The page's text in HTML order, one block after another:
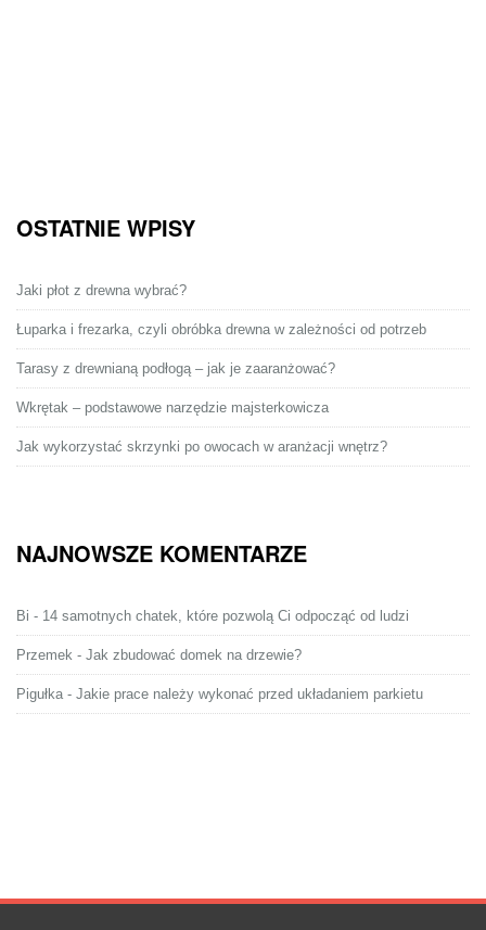
OSTATNIE WPISY
Jaki płot z drewna wybrać?
Łuparka i frezarka, czyli obróbka drewna w zależności od potrzeb
Tarasy z drewnianą podłogą – jak je zaaranżować?
Wkrętak – podstawowe narzędzie majsterkowicza
Jak wykorzystać skrzynki po owocach w aranżacji wnętrz?
NAJNOWSZE KOMENTARZE
Bi - 14 samotnych chatek, które pozwolą Ci odpocząć od ludzi
Przemek - Jak zbudować domek na drzewie?
Pigułka- Jakie prace należy wykonać przed układaniem parkietu